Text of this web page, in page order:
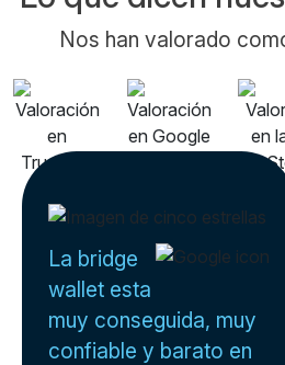
Nos han valorado
La bridge
wallet esta
muy conseguida, muy
confiable y barato en